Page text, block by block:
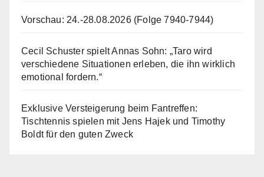
Vorschau: 24.-28.08.2026 (Folge 7940-7944)
Cecil Schuster spielt Annas Sohn: „Taro wird
verschiedene Situationen erleben, die ihn wirklich
emotional fordern.“
Exklusive Versteigerung beim Fantreffen:
Tischtennis spielen mit Jens Hajek und Timothy
Boldt für den guten Zweck